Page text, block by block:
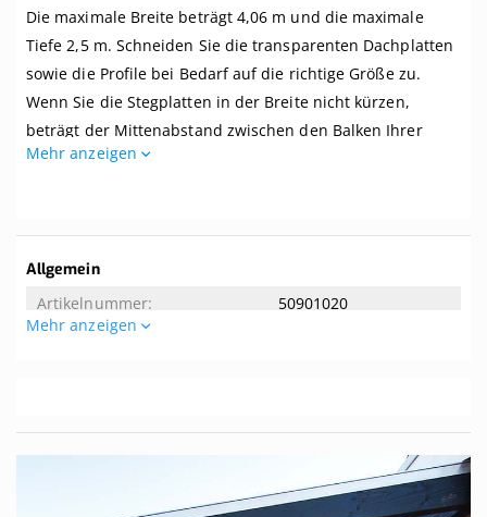
bis
4,06
x
Tiefe
bis
2,5
m.
Die maximale Breite beträgt 4,06 m und die maximale
Tiefe 2,5 m. Schneiden Sie die transparenten Dachplatten
sowie die Profile bei Bedarf auf die richtige Größe zu.
Wenn Sie die Stegplatten in der Breite nicht kürzen,
beträgt der Mittenabstand zwischen den Balken Ihrer
Überdachung 1 Meter.
Dach wird ohne Unterkonstruktion geliefert. Der
empfohlene Dachversatz beträgt 8 Grad. Tipp! Die Breite
der mitgelieferten Aluminium-Oberprofile beträgt 65 mm.
Ist das genau das, was Sie suchen? Hier können Sie ein
Komplettdach nach Maß
Sie suchen nach einem Komplettdach mit einer
Mehr anzeigen
Weitere
Informationen
Allgemein
50901020
2.5
Mehr anzeigen